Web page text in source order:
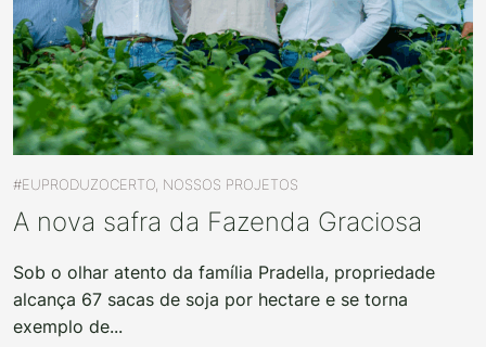
#EUPRODUZOCERTO, NOSSOS PROJETOS
A nova safra da Fazenda Graciosa
Sob o olhar atento da família Pradella, propriedade
alcança 67 sacas de soja por hectare e se torna
exemplo de...